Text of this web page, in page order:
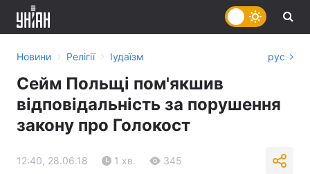
Новини › Релігії › Іудаїзм рус
Сейм Польщі пом'якшив
відповідальність за порушення
закону про Голокост
12:40, 28.06.18 1 хв. 345